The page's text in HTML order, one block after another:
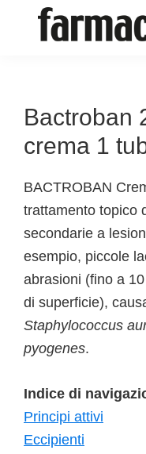
sul
mondo
della
Bactroban
crema 1
BACTROBAN
trattamento topico
secondarie a
esempio, piccole
abrasioni (fino a
di superficie),
Staphylococcus
pyogenes.
Indice di
Principi attivi
Eccipienti